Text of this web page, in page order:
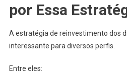
por Essa
A estratégia de reinvestimento dos
interessante para diversos perfis.
Entre eles: